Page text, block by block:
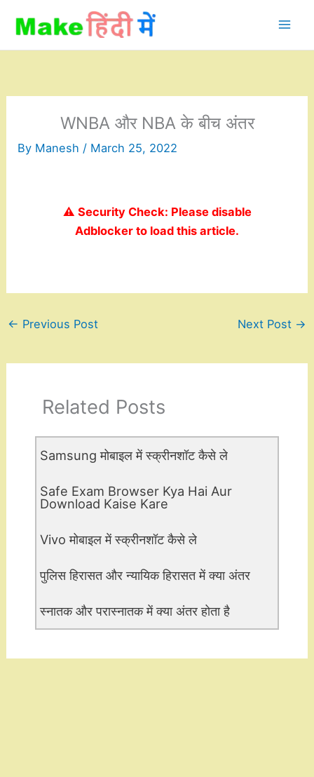
content
WNBA और NBA के बीच अंतर
By Manesh / March 25, 2022
⚠️ Security Check: Please disable
Adblocker to load this article.
← Previous Post Next Post →
Related Posts
Samsung मोबाइल में स्क्रीनशॉट कैसे ले
Safe Exam Browser Kya Hai Aur
Download Kaise Kare
Vivo मोबाइल में स्क्रीनशॉट कैसे ले
पुलिस हिरासत और न्यायिक हिरासत में क्या अंतर
स्नातक और परास्नातक में क्या अंतर होता है